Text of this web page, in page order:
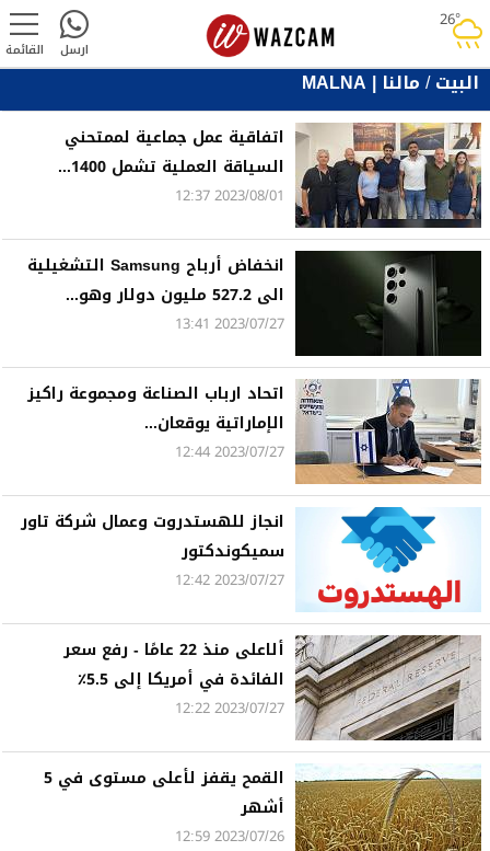
26°rainy القائمة ارسل
البيت/مالنا | MALNA
اتفاقية عمل جماعية لممتحني
السياقة العملية تشمل 1400...
2023/08/01 12:37
انخفاض أرباح Samsung التشغيلية
الى 527.2 مليون دولار وهو...
2023/07/27 13:41
اتحاد ارباب الصناعة ومجموعة راكيز
الإماراتية يوقعان...
2023/07/27 12:44
انجاز للهستدروت وعمال شركة تاور
سميكوندكتور
2023/07/27 12:42
ألاعلى منذ 22 عامًا - رفع سعر
الفائدة في أمريكا إلى 5.5٪
2023/07/27 12:22
القمح يقفز لأعلى مستوى في 5
أشهر
2023/07/26 12:59